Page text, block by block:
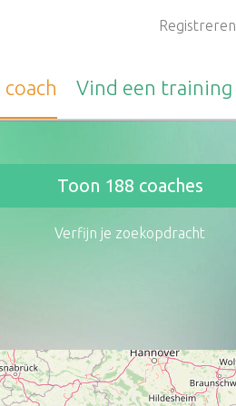
Registreren
coach Vind een training
Toon 188 coaches
Verfijn je zoekopdracht